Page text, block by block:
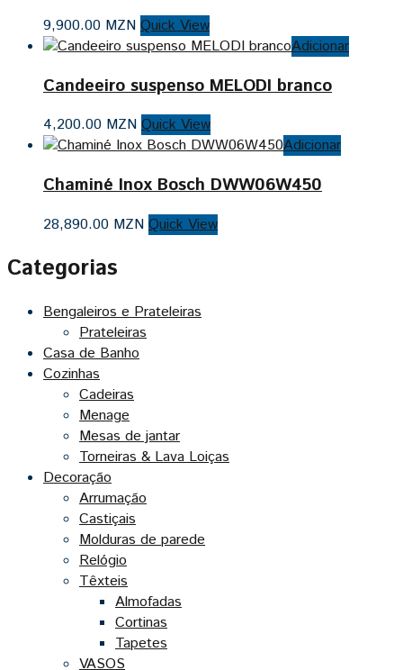
9,900.00 MZN Quick View
Adicionar
Candeeiro suspenso MELODI branco
4,200.00 MZN Quick View
Adicionar
Chaminé Inox Bosch DWW06W450
28,890.00 MZN Quick View
Categorias
Bengaleiros e Prateleiras
Prateleiras
Casa de Banho
Cozinhas
Cadeiras
Menage
Mesas de jantar
Torneiras & Lava Loiças
Decoração
Arrumação
Castiçais
Molduras de parede
Relógio
Têxteis
Almofadas
Cortinas
Tapetes
VASOS